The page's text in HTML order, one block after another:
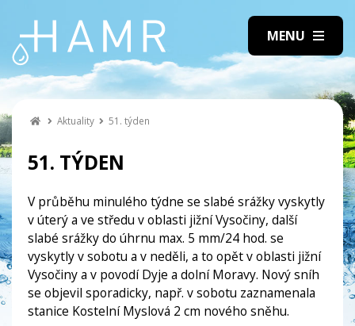
Aktuality 51. týden
51. TÝDEN
V průběhu minulého týdne se slabé srážky vyskytly
v úterý a ve středu v oblasti jižní Vysočiny, další
slabé srážky do úhrnu max. 5 mm/24 hod. se
vyskytly v sobotu a v neděli, a to opět v oblasti jižní
Vysočiny a v povodí Dyje a dolní Moravy. Nový sníh
se objevil sporadicky, např. v sobotu zaznamenala
stanice Kostelní Myslová 2 cm nového sněhu.